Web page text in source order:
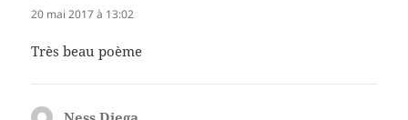
20 mai 2017 à 13:02
Très beau poème